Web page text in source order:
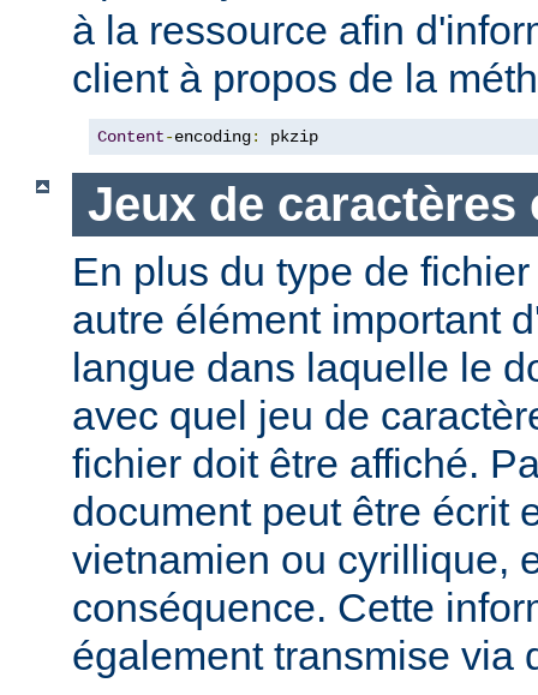
à la ressource afin
client à propos de la
Content-encoding: pkzip
Jeux de caractères
En plus du type de
autre élément important
langue dans laquelle le
avec quel jeu de
fichier doit être affiché.
document peut être écrit
vietnamien ou cyrillique,
conséquence. Cette
également transmise via